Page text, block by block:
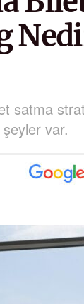
satma
var.